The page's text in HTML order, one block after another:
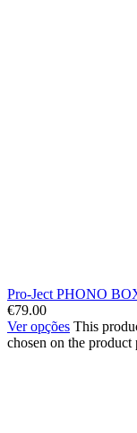
Pro-Ject PHONO
€79.00
Ver opções This
chosen on the product